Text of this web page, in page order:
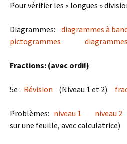
Pour vérifier les « longues »
Diagrammes: diagrammes à
pictogrammes
Fractions: (avec ordi!)
5e : Révision (Niveau 1 et 2)
Problèmes: niveau 1 niveau 2
sur une feuille, avec calculatrice)